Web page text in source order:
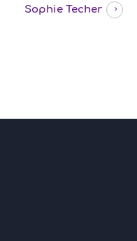
Sophie Techer